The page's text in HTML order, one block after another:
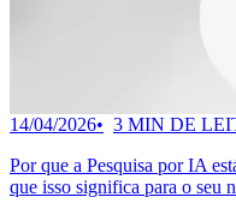
14/04/2026 3 MIN DE
Por que a Pesquisa por IA
que isso significa para o seu